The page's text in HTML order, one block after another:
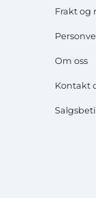
Frakt og
Om oss
Kontakt